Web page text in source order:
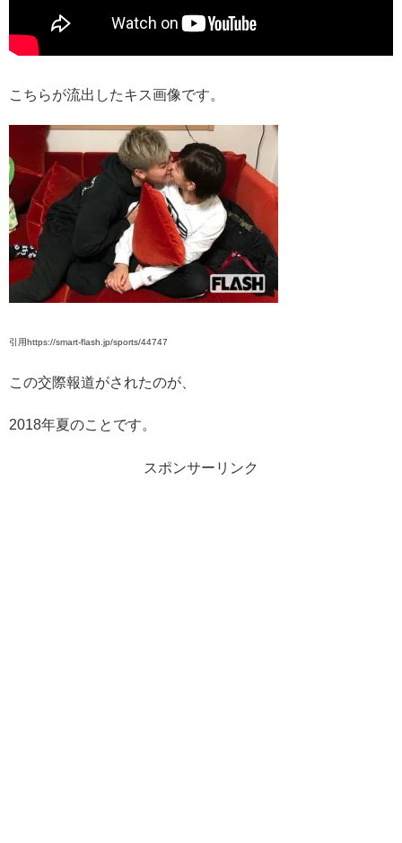
こちらが流出したキス画像です。
引用https://smart-flash.jp/sports/44747
この交際報道がされたのが、
2018年夏のことです。
スポンサーリンク